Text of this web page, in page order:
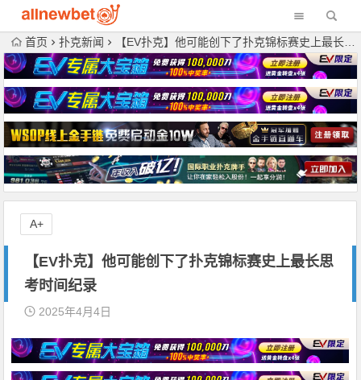
首页 扑克新闻 【EV扑克】他可能创下了扑克锦标赛史上最长思考时间纪录
【EV扑克】他可能创下了扑克锦标赛史上最长思
考时间纪录
2025年4月4日
A+